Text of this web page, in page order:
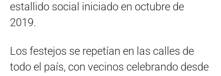
estallido social iniciado en octubre de
2019.
Los festejos se repetían en las calles de
todo el país, con vecinos celebrando desde